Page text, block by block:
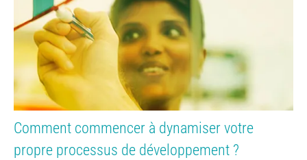
Comment commencer à dynamiser votre
propre processus de développement ?